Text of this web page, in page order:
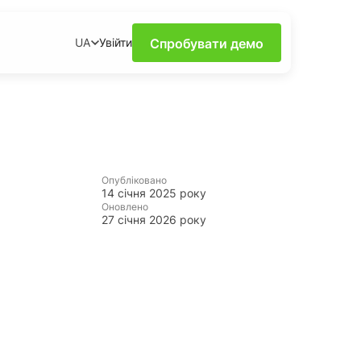
інсайтів про
UA Увійти Спробувати демо
Опубліковано
14 січня 2025 року
Оновлено
27 січня 2026 року